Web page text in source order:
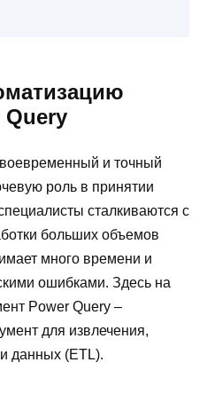
Query
и точный
роль в принятии
сталкиваются с
больших объемов
много времени и
ошибками. Здесь на
Power Query –
для извлечения,
данных (ETL).